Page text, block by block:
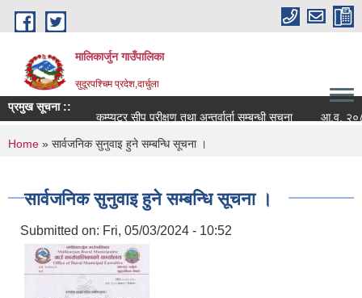
Skip to main content
मालिकार्जुन गाउँपालिका
सुदूरपश्चिम प्रदेश,दार्चुला
प्रमुख सूचना ::
कम्प्युटर सीप परीक्षण तथा अन्तर्वार्ता सम्बन्धी सूचना
आ.व. २०८२/
You are here
Home » सार्वजनिक सुनुवाइ हुने सम्बन्धि सूचना ।
सार्वजनिक सुनुवाइ हुने सम्बन्धि सूचना ।
Submitted on: Fri, 05/03/2024 - 10:52